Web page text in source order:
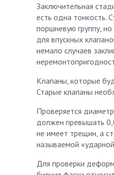
Заключительная
есть одна тонкость.
поршневую группу,
для впускных
немало случаев
Клапаны, которые
Старые клапаны
Проверяется
должен превышать
не имеет трещин, а
называемой
Для проверки